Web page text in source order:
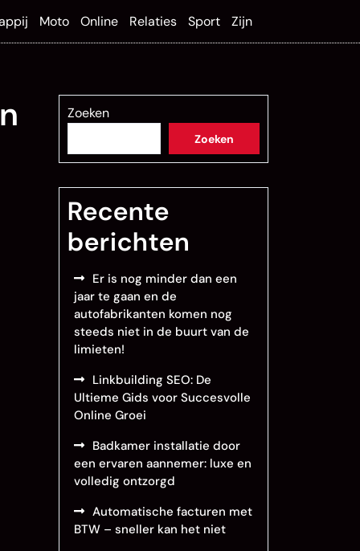
Moto Online Relaties Sport Zijn
Zoeken
Zoeken
Recente
berichten
Er is nog minder dan een
jaar te gaan en de
autofabrikanten komen nog
steeds niet in de buurt van de
limieten!
Linkbuilding SEO: De
Ultieme Gids voor Succesvolle
Online Groei
Badkamer installatie door
een ervaren aannemer: luxe en
volledig ontzorgd
Automatische facturen met
BTW – sneller kan het niet